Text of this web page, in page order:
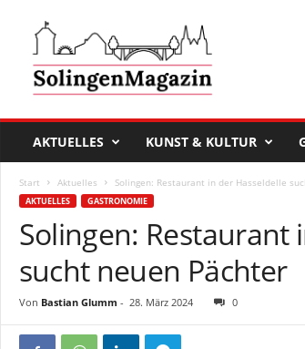
i
AKTUELLES KUNST & KULTUR
Start Aktuelles Solingen: Restaurant in der Hasseldelle
AKTUELLES GASTRONOMIE
Solingen: Restaurant
sucht neuen Pächter
Von Bastian Glumm - 28. März 2024 0